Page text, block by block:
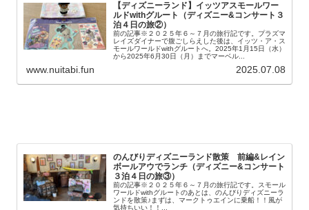
【ディズニーランド】イッツアスモールワー
ルドwithグルート（ディズニー&コンサート３
泊４日の旅②）
前の記事※２０２５年６～７月の旅行記です。プラズマ
レイズダイナーで腹ごしらえした後は、イッツ・ア・ス
モールワールドwithグルートへ。2025年1月15日（水）
から2025年6月30日（月）までマーベル...
www.nuitabi.fun 2025.07.08
のんびりディズニーランド散策 前編&レイン
ボールアウでランチ（ディズニー&コンサート
３泊４日の旅③）
前の記事※２０２５年６～７月の旅行記です。スモール
ワールドwithグルートのあとは、のんびりディズニーラ
ンドを散策♪まずは、マークトゥエインに乗船！！風が
気持ちいい！！...